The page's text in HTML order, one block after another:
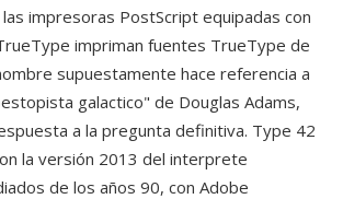
impresoras PostScript equipadas con
impriman fuentes TrueType de
supuestamente hace referencia a
galactico" de Douglas Adams,
a la pregunta definitiva. Type 42
la versión 2013 del interprete
de los años 90, con Adobe